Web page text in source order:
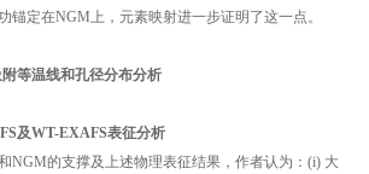
锚定在NGM上，元素映射进一步证明了这一点。
等温线和孔径分布分析
及WT-EXAFS表征分析
NGM的支撑及上述物理表征结果，作者认为：(i) 大